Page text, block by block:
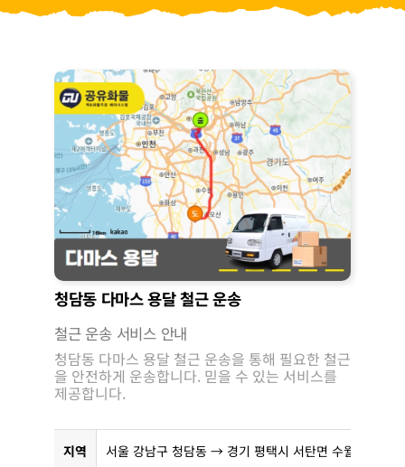
블로그
청담동 다마스 용달 철근 운송
철근 운송 서비스 안내
청담동 다마스 용달 철근 운송을 통해 필요한 철근
을 안전하게 운송합니다. 믿을 수 있는 서비스를
제공합니다.
지역 서울 강남구 청담동 → 경기 평택시 서탄면 수월암리